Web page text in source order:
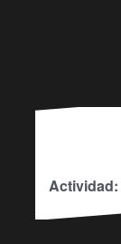
Actividad: